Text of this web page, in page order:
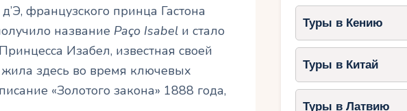
французского принца Гастона
название Paço Isabel и стало
Изабел, известная своей
здесь во время ключевых
«Золотого закона» 1888 года,
Туры в Кению
Туры в Китай
Туры в Латвию